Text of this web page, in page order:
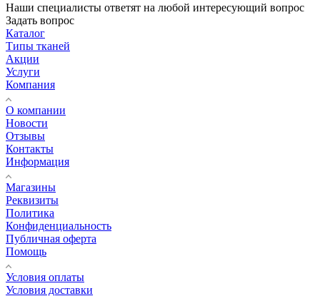
Наши специалисты ответят на любой интересующий вопрос
Задать вопрос
Каталог
Типы тканей
Акции
Услуги
Компания
О компании
Новости
Отзывы
Контакты
Информация
Магазины
Реквизиты
Политика
Конфиденциальность
Публичная оферта
Помощь
Условия оплаты
Условия доставки